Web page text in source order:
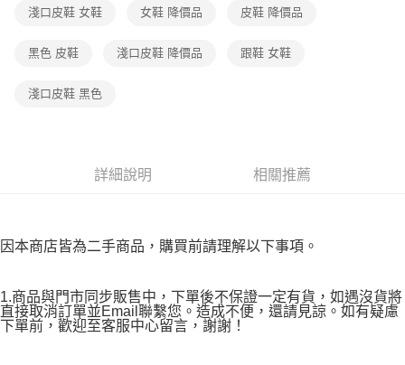
易，需依本服務之必要範圍內提供個人資料，並將交易相關給付款項請求債
２．關於個人資料處理事宜，請瀏覽以下網址：
４．使用「AFTEE先享後付」時，將依據個別帳號之用戶狀況，依本公司即
恩沛科技股份有限公司將有權停止該用戶之使用額度並採取法律行動。
免運費
淺口皮鞋 女鞋 女鞋 降價品 皮鞋 降價品
黑色 皮鞋 淺口皮鞋 降價品 跟鞋 女鞋
淺口皮鞋 黑色
詳細說明 相關推薦
因本商店皆為二手商品，購買前請理解以下事項。
1.商品與門市同步販售中，下單後不保證一定有貨，如遇沒貨將
直接取消訂單並Email聯繫您。造成不便，還請見諒。如有疑慮
下單前，歡迎至客服中心留言，謝謝！